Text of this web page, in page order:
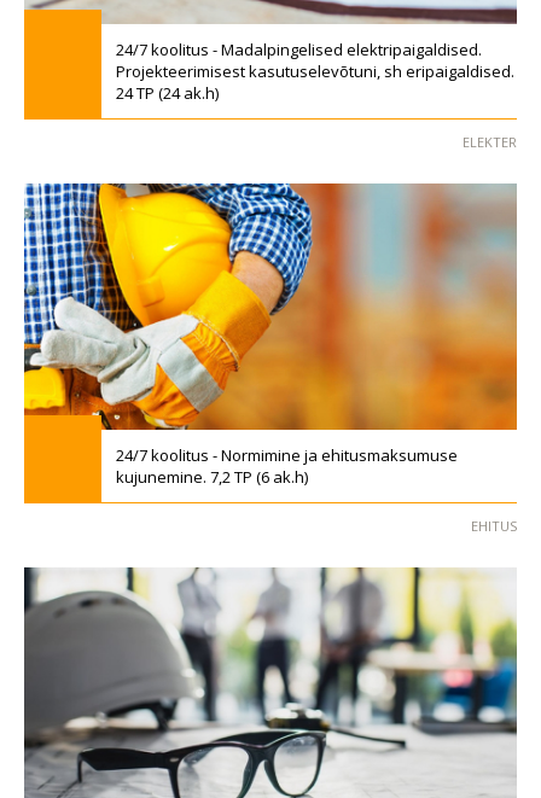
24/7 koolitus - Madalpingelised elektripaigaldised.
Projekteerimisest kasutuselevõtuni, sh eripaigaldised.
24 TP (24 ak.h)
ELEKTER
24/7 koolitus - Normimine ja ehitusmaksumuse
kujunemine. 7,2 TP (6 ak.h)
EHITUS